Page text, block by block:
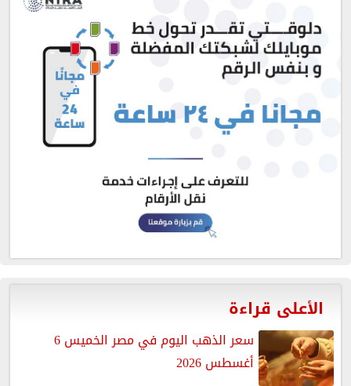
الأعلى قراءة
سعر الذهب اليوم في مصر الخميس 6
أغسطس 2026